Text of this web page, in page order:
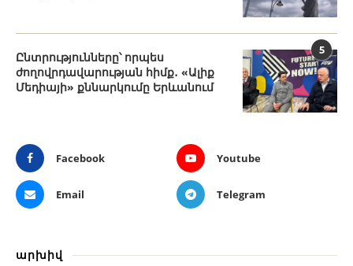
5
Ընտրությունները՝ որպես
ժողովրդավարության հիմք․ «Ալիք
Մեդիայի» քննարկումը Երևանում
Facebook Youtube
Email Telegram
արխիվ